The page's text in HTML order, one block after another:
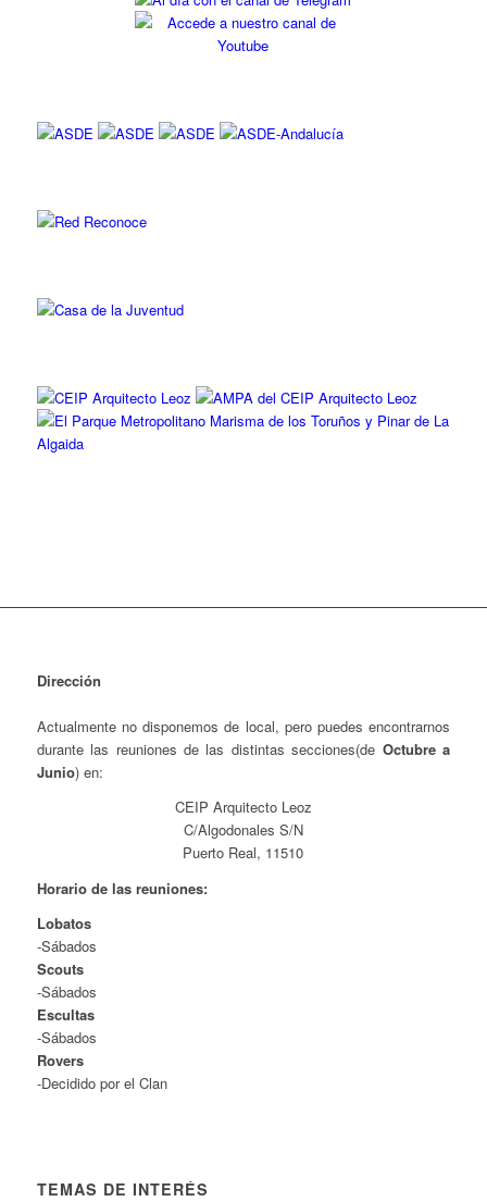
Dirección
Actualmente no disponemos de local, pero puedes encontrarnos
durante las reuniones de las distintas secciones(de Octubre a
Junio) en:
CEIP Arquitecto Leoz
C/Algodonales S/N
Puerto Real, 11510
Horario de las reuniones:
Lobatos
-Sábados
Scouts
-Sábados
Escultas
-Sábados
Rovers
-Decidido por el Clan
TEMAS DE INTERÉS